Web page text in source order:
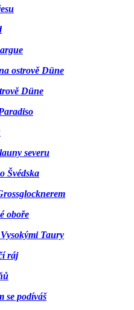
ostrově Düne
Düne
severu
Švédska
oboře
Taury
ráj
se podíváš